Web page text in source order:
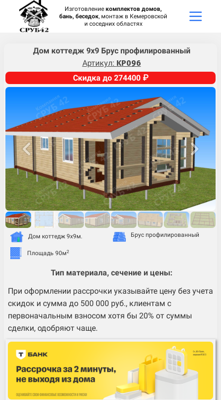
Изготовление комплектов домов,
бань, беседок, монтаж в Кемеровской
и соседних областях
Дом коттедж 9х9 Брус профилированный
Артикул: KP096
Скидка до 274400 ₽
Дом коттедж 9х9м.
Площадь 90м2
Брус профилированный
Тип материала, сечение и цены:
При оформлении рассрочки указывайте цену без учета
скидок и сумма до 500 000 руб., клиентам с
первоначальным взносом хотя бы 20% от суммы
сделки, одобряют чаще.